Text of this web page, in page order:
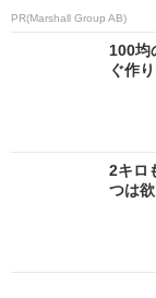
PR(Marshall Group AB)
100
ぐ作
2キロ
つは